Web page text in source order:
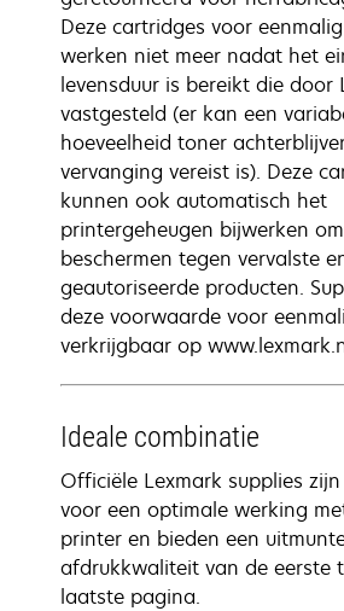
Deze cartridges voor
werken niet meer nadat het
levensduur is bereikt die door
vastgesteld (er kan een
hoeveelheid toner
vervanging vereist is). Deze
kunnen ook automatisch het
printergeheugen bijwerken
beschermen tegen vervalste
geautoriseerde producten.
deze voorwaarde voor
verkrijgbaar op
Ideale combinatie
Officiële Lexmark supplies
voor een optimale werking
printer en bieden een
afdrukkwaliteit van de eerste
laatste pagina.